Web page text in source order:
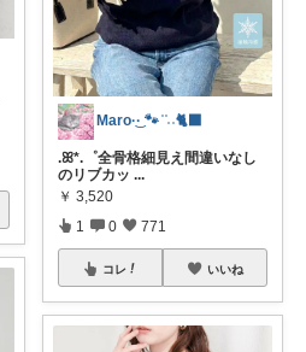
Maro·͜· 🐾 ͗ ͗˒˒🐈‍⬛
.ꕤ*.゜全骨格細見え間違いなし
のリブカッ ...
￥ 3,520
1 0 771
コレ いいね